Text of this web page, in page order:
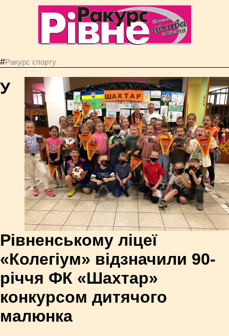
#Ракурс спорту
У
Рівненському ліцеї
«Колегіум» відзначили 90-
річчя ФК «Шахтар»
конкурсом дитячого
малюнка